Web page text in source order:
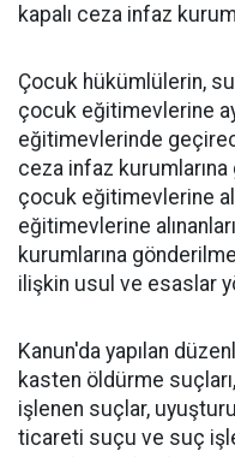
kapalı ceza infaz
Çocuk hükümlülerin,
çocuk eğitimevlerine
eğitimevlerinde
ceza infaz
çocuk eğitimevlerine
eğitimevlerine
kurumlarına
ilişkin usul ve esaslar
Kanun'da yapılan
kasten öldürme
işlenen suçlar,
ticareti suçu ve suç